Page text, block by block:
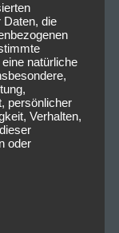
14
– IN
2026
die
im
Daten, die
natürliche
persönlicher
Verhalten,
oder